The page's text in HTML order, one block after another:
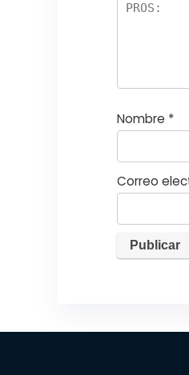
Nombre *
Correo